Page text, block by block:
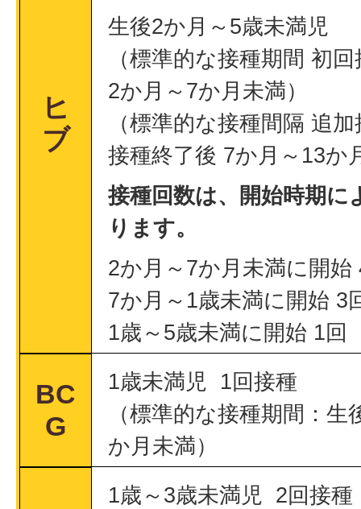
ヒ
ブ
生後2か月～5歳未満児
（標準的な接種期間 初
2か月～7か月未満）
（標準的な接種間隔 追
接種終了後 7か月～13か
接種回数は、開始時期に
ります。
2か月～7か月未満に開
7か月～1歳未満に開始 3
1歳～5歳未満に開始 1回
BC
G
1歳未満児 1回接種
（標準的な接種期間：生
か月未満）
1歳～3歳未満児 2回接種